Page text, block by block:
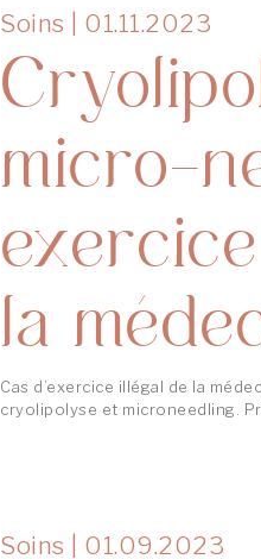
Soins 01.11.2023
micro-
la
Cas d’exercice illégal de la
cryolipolyse et microneedling.
Soins 01.09.2023